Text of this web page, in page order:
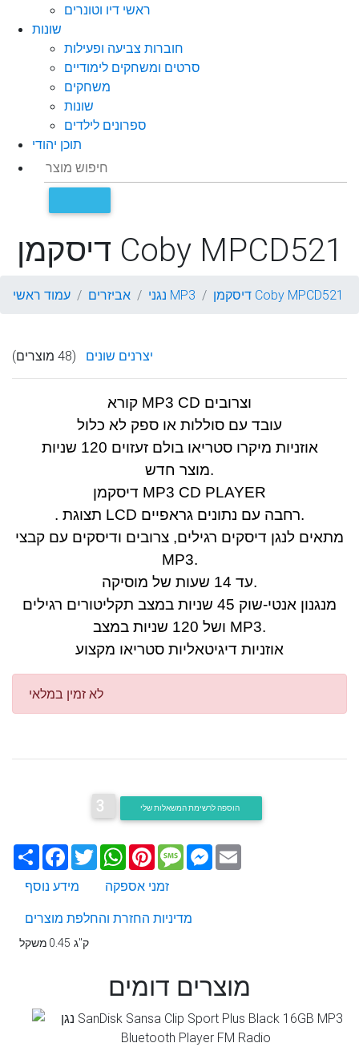
ראשי דיו וטונרים
שונות
חוברות צביעה ופעילות
סרטים ומשחקים לימודיים
משחקים
שונות
ספרונים לילדים
תוכן יהודי
דיסקמן Coby MPCD521
עמוד ראשי אביזרים נגני MP3 דיסקמן Coby MPCD521
יצרנים שונים (48 מוצרים)
קורא MP3 CD וצרובים
עובד עם סוללות או ספק לא כלול
אוזניות מיקרו סטריאו בולם זעזוים 120 שניות
מוצר חדש.
דיסקמן MP3 CD PLAYER
. תצוגת LCD רחבה עם נתונים גראפיים.
מתאים לנגן דיסקים רגילים, צרובים ודיסקים עם קבצי
MP3.
עד 14 שעות של מוסיקה.
מנגנון אנטי-שוק 45 שניות במצב תקליטורים רגילים
ושל 120 שניות במצב MP3.
אוזניות דיגיטאליות סטריאו מקצוע
לא זמין במלאי
3
שתף Facebook
TwitterWhatsApp
PinterestMessageMessenger
מידע נוסף
זמני אספקה
מדיניות החזרת והחלפת מוצרים
משקל 0.45 ק"ג
מוצרים דומים